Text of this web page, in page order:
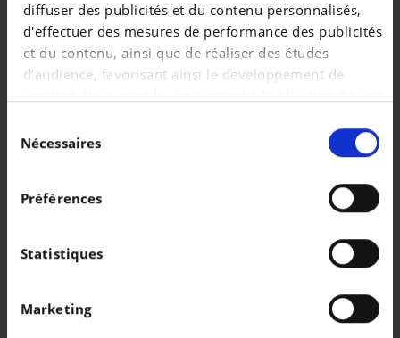
diffuser des publicités et du contenu personnalisés,
d'effectuer des mesures de performance des publicités
et du contenu, ainsi que de réaliser des études
d’audience, favorisant ainsi le développement de
services. Vous avez le choix quant à l'utilisation de vos
retirer votre consentement à tout moment en
consultant la Déclaration relative aux cookies ou en
Collecter des informations sur votre localisation
géographique qui peuvent être précises à plusieurs
Identifier votre appareil en l'analysant
duNécessaires
Préférences
Statistiques
Marketing
16.990 EUR